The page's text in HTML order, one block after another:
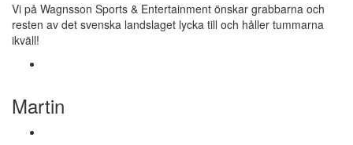
Vi på Wagnsson Sports & Entertainment önskar grabbarna och
resten av det svenska landslaget lycka till och håller tummarna
ikväll!
Martin